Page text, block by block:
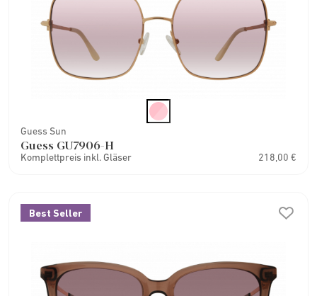
Guess Sun
Guess GU7906-H
Komplettpreis inkl. Gläser 218,00 €
Best Seller